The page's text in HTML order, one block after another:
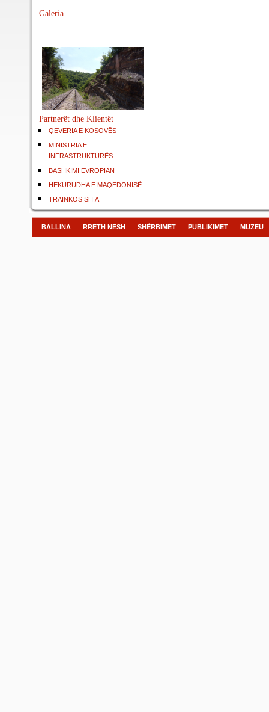
Galeria
Partnerët dhe Klientët
QEVERIA E KOSOVËS
MINISTRIA E
INFRASTRUKTURËS
BASHKIMI EVROPIAN
HEKURUDHA E MAQEDONISË
TRAINKOS SH.A
BALLINA RRETH NESH SHËRBIMET PUBLIKIMET MUZEU